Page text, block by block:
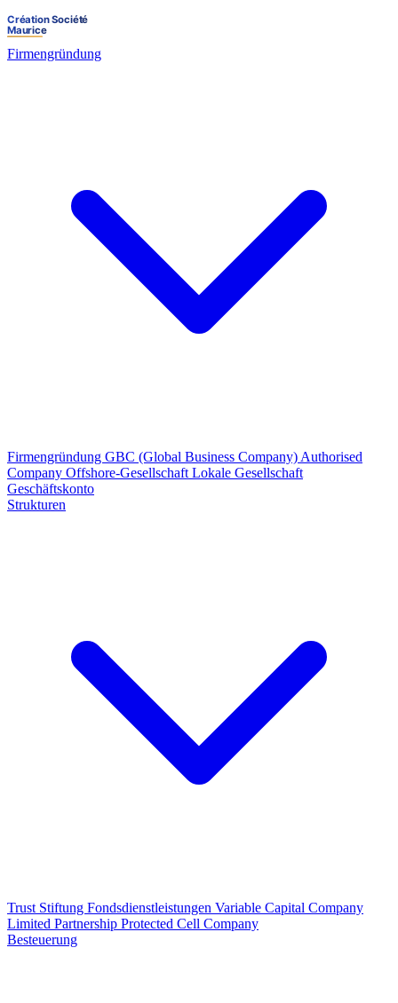
Firmengründung
Firmengründung GBC (Global Business Company) Authorised
Company Offshore-Gesellschaft Lokale Gesellschaft
Geschäftskonto
Strukturen
Trust Stiftung Fondsdienstleistungen Variable Capital Company
Limited Partnership Protected Cell Company
Besteuerung